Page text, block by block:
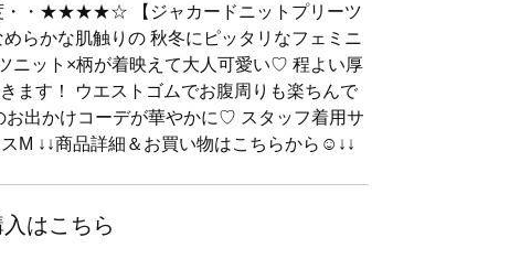
・・★★★★☆ 【ジャカードニットプリーツ
らかな肌触りの 秋冬にピッタリなフェミニ
ニット×柄が着映えて大人可愛い♡ 程よい厚
ます！ ウエストゴムでお腹周りも楽ちんで
出かけコーデが華やかに♡ スタッフ着用サ
M ↓↓商品詳細＆お買い物はこちらから☺︎︎↓↓
はこちら